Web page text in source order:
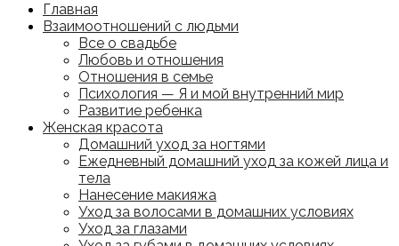
Главная
Взаимоотношений с людьми
Все о свадьбе
Любовь и отношения
Отношения в семье
Психология — Я и мой внутренний мир
Развитие ребенка
Женская красота
Домашний уход за ногтями
Ежедневный домашний уход за кожей лица и
тела
Нанесение макияжа
Уход за волосами в домашних условиях
Уход за глазами